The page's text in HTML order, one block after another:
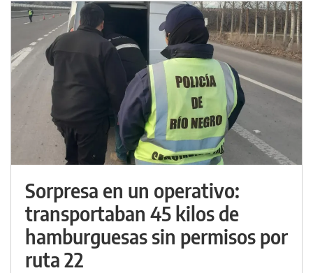
Sorpresa en un operativo:
transportaban 45 kilos de
hamburguesas sin permisos por
ruta 22